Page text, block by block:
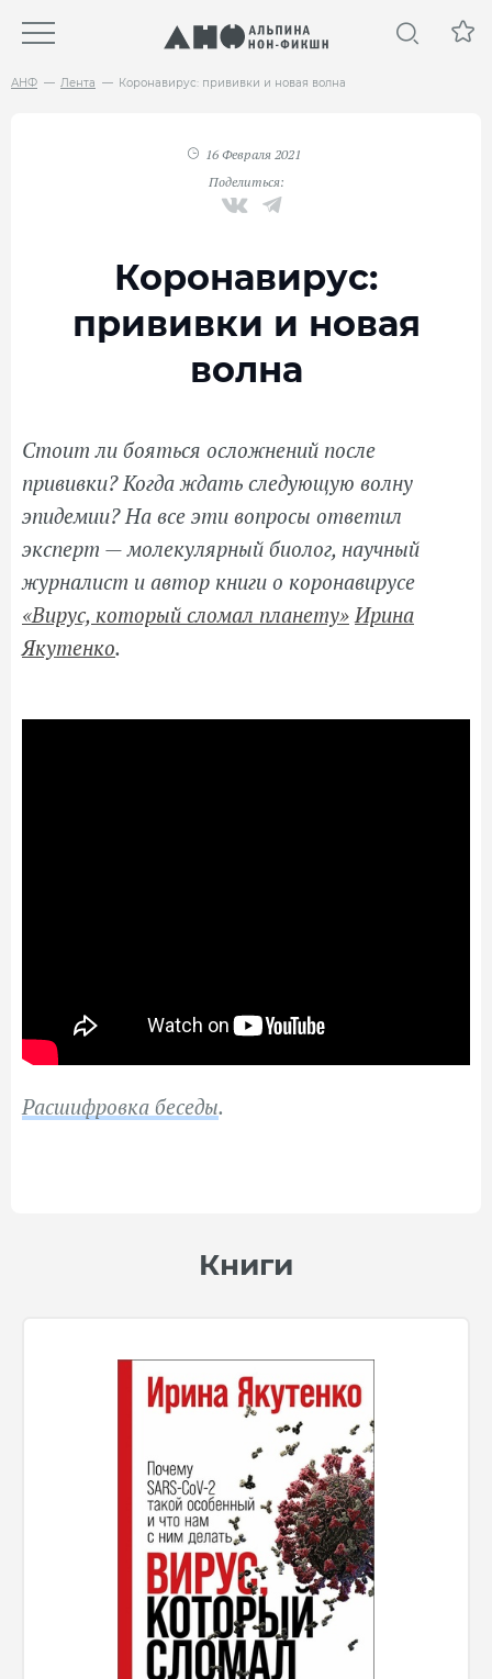
АНФ Лента Коронавирус: прививки и новая волна
16 Февраля 2021
Поделиться:
Коронавирус:
прививки и новая
волна
Стоит ли бояться осложнений после
прививки? Когда ждать следующую волну
эпидемии? На все эти вопросы ответил
эксперт — молекулярный биолог, научный
журналист и автор книги о коронавирусе
«Вирус, который сломал планету» Ирина
Якутенко.
Расшифровка беседы.
Книги